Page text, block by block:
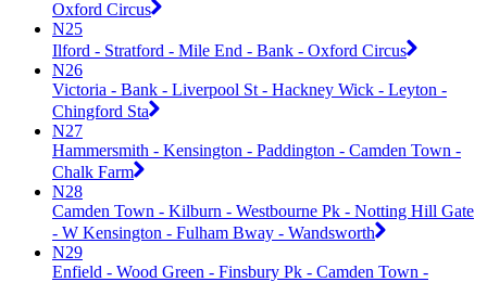
Oxford Circus
N25
Ilford - Stratford - Mile End - Bank - Oxford Circus
N26
Victoria - Bank - Liverpool St - Hackney Wick - Leyton -
Chingford Sta
N27
Hammersmith - Kensington - Paddington - Camden Town -
Chalk Farm
N28
Camden Town - Kilburn - Westbourne Pk - Notting Hill Gate
- W Kensington - Fulham Bway - Wandsworth
N29
Enfield - Wood Green - Finsbury Pk - Camden Town -